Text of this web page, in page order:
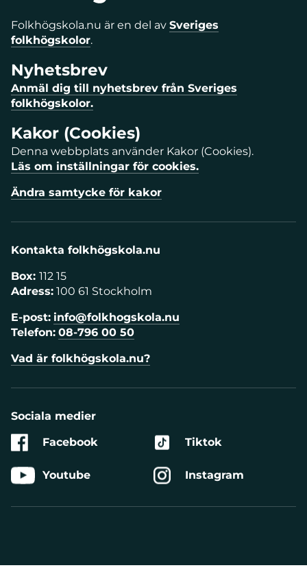
Folkhögskola.nu är en del av Sveriges
folkhögskolor.
Nyhetsbrev
Anmäl dig till nyhetsbrev från Sveriges
folkhögskolor.
Kakor (Cookies)
Denna webbplats använder Kakor (Cookies).
Läs om inställningar för cookies.
Ändra samtycke för kakor
Kontakta folkhögskola.nu
Box: 112 15
Adress: 100 61 Stockholm
E-post: info@folkhogskola.nu
Telefon: 08-796 00 50
Vad är folkhögskola.nu?
Sociala medier
Facebook
Youtube
Tiktok
Instagram